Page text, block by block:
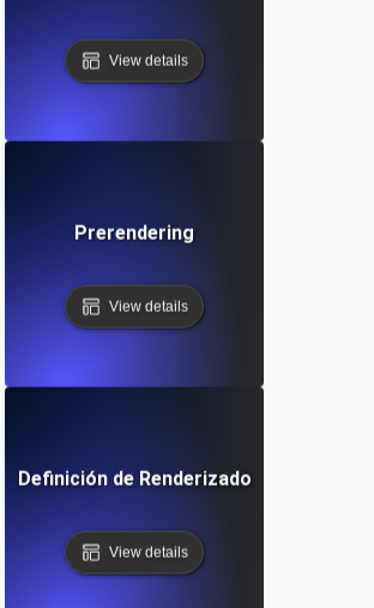
View details
Prerendering
View details
Definición de Renderizado
View details